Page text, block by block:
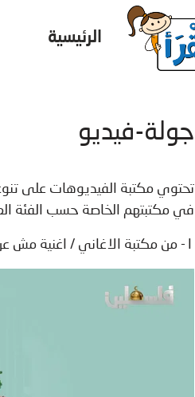
الرئيسية
جولة-فيديو
تحتوي مكتبة الفيديوهات على
في مكتبتهم الخاصة حسب الفئة